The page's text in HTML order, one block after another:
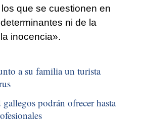
que se cuestionen en
ni de la
inocencia».
a su familia un turista
podrán ofrecer hasta